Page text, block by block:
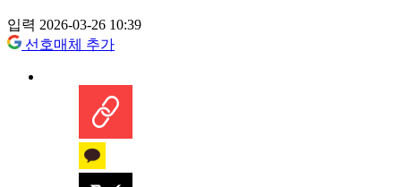
입력 2026-03-26 10:39
선호매체 추가